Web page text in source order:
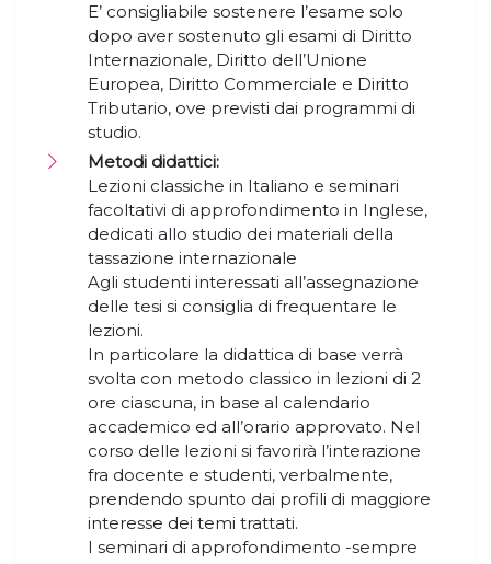
E’ consigliabile sostenere l’esame solo
dopo aver sostenuto gli esami di Diritto
Internazionale, Diritto dell’Unione
Europea, Diritto Commerciale e Diritto
Tributario, ove previsti dai programmi di
studio.
Metodi didattici:
Lezioni classiche in Italiano e seminari
facoltativi di approfondimento in Inglese,
dedicati allo studio dei materiali della
tassazione internazionale
Agli studenti interessati all’assegnazione
delle tesi si consiglia di frequentare le
lezioni.
In particolare la didattica di base verrà
svolta con metodo classico in lezioni di 2
ore ciascuna, in base al calendario
accademico ed all’orario approvato. Nel
corso delle lezioni si favorirà l’interazione
fra docente e studenti, verbalmente,
prendendo spunto dai profili di maggiore
interesse dei temi trattati.
I seminari di approfondimento -sempre